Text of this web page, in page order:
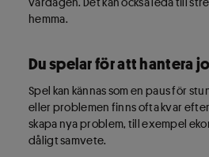
vardagen. Det kan också leda till
hemma.​​
Du spelar för att hantera
Spel kan kännas som en paus för
eller problemen finns ofta kvar
skapa nya problem, till exempel
dåligt samvete.​